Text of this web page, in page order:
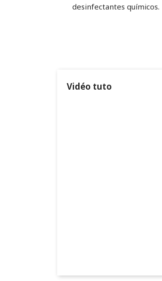
desinfectantes químicos.
Vidéo tuto